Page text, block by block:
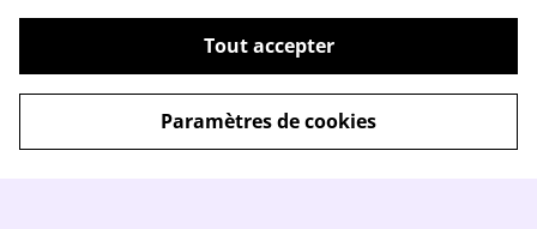
Tout accepter
Paramètres de cookies